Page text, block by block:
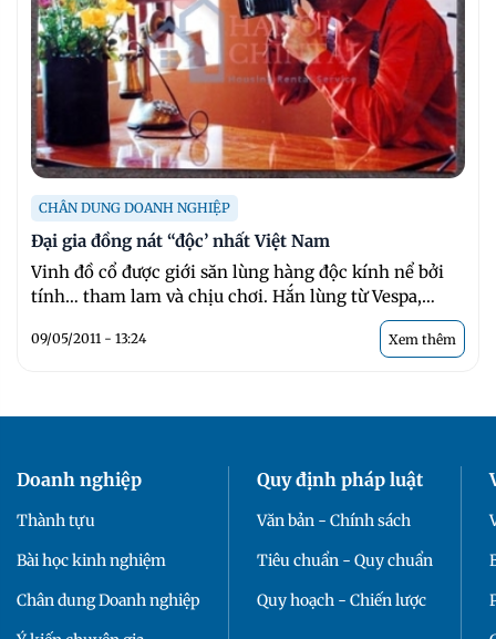
CHÂN DUNG DOANH NGHIỆP
Đại gia đồng nát “độc’ nhất Việt Nam
Vinh đồ cổ được giới săn lùng hàng độc kính nể bởi
tính… tham lam và chịu chơi. Hắn lùng từ Vespa,
09/05/2011 - 13:24 Xem thêm
Doanh nghiệp
Thành tựu
Bài học kinh nghiệm
Chân dung Doanh nghiệp
Quy định pháp luật
Văn bản - Chính sách
Tiêu chuẩn - Quy chuẩn
Quy hoạch - Chiến lược